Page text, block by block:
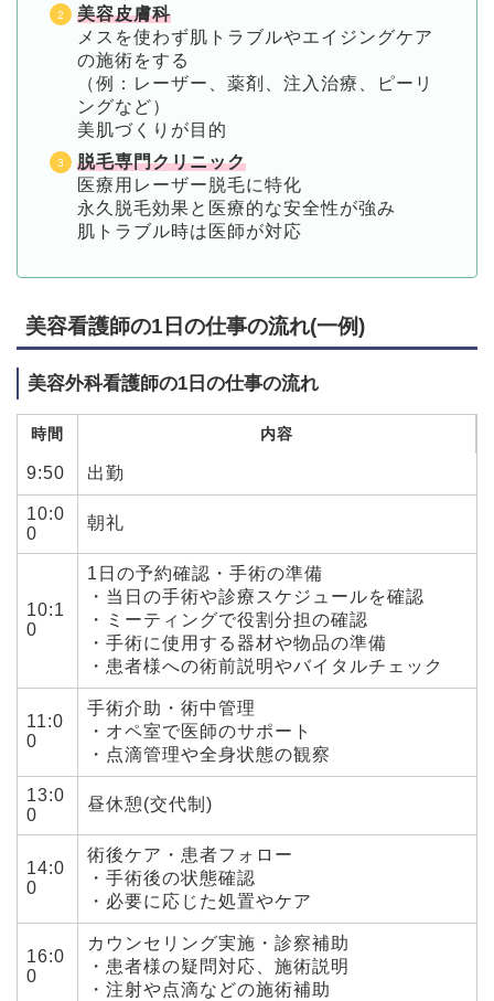
美容皮膚科
メスを使わず肌トラブルやエイジングケア
の施術をする
（例：レーザー、薬剤、注入治療、ピーリ
ングなど）
美肌づくりが目的
脱毛専門クリニック
医療用レーザー脱毛に特化
永久脱毛効果と医療的な安全性が強み
肌トラブル時は医師が対応
美容看護師の1日の仕事の流れ(一例)
美容外科看護師の1日の仕事の流れ
時間 内容
9:50 出勤
10:0
0
朝礼
10:1
0
1日の予約確認・手術の準備
・当日の手術や診療スケジュールを確認
・ミーティングで役割分担の確認
・手術に使用する器材や物品の準備
・患者様への術前説明やバイタルチェック
11:0
0
手術介助・術中管理
・オペ室で医師のサポート
・点滴管理や全身状態の観察
13:0
0
昼休憩(交代制)
14:0
0
術後ケア・患者フォロー
・手術後の状態確認
・必要に応じた処置やケア
16:0
0
カウンセリング実施・診察補助
・患者様の疑問対応、施術説明
・注射や点滴などの施術補助